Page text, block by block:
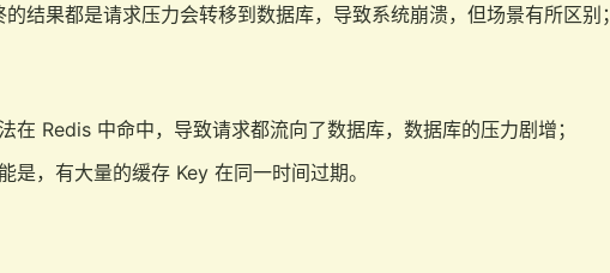
结果都是请求压力会转移到数据库，导致系统崩溃，但场景有所区别；
在 Redis 中命中，导致请求都流向了数据库，数据库的压力剧增；
是，有大量的缓存 Key 在同一时间过期。